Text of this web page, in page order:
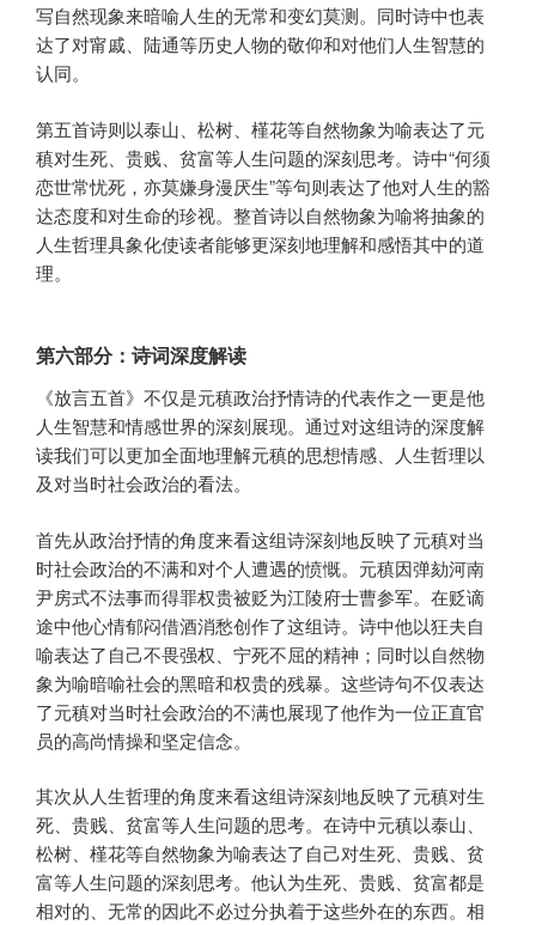
写自然现象来暗喻人生的无常和变幻莫测。同时诗中也表
达了对甯戚、陆通等历史人物的敬仰和对他们人生智慧的
认同。
第五首诗则以泰山、松树、槿花等自然物象为喻表达了元
稹对生死、贵贱、贫富等人生问题的深刻思考。诗中“何须
恋世常忧死，亦莫嫌身漫厌生”等句则表达了他对人生的豁
达态度和对生命的珍视。整首诗以自然物象为喻将抽象的
人生哲理具象化使读者能够更深刻地理解和感悟其中的道
理。
第六部分：诗词深度解读
《放言五首》不仅是元稹政治抒情诗的代表作之一更是他
人生智慧和情感世界的深刻展现。通过对这组诗的深度解
读我们可以更加全面地理解元稹的思想情感、人生哲理以
及对当时社会政治的看法。
首先从政治抒情的角度来看这组诗深刻地反映了元稹对当
时社会政治的不满和对个人遭遇的愤慨。元稹因弹劾河南
尹房式不法事而得罪权贵被贬为江陵府士曹参军。在贬谪
途中他心情郁闷借酒消愁创作了这组诗。诗中他以狂夫自
喻表达了自己不畏强权、宁死不屈的精神；同时以自然物
象为喻暗喻社会的黑暗和权贵的残暴。这些诗句不仅表达
了元稹对当时社会政治的不满也展现了他作为一位正直官
员的高尚情操和坚定信念。
其次从人生哲理的角度来看这组诗深刻地反映了元稹对生
死、贵贱、贫富等人生问题的思考。在诗中元稹以泰山、
松树、槿花等自然物象为喻表达了自己对生死、贵贱、贫
富等人生问题的深刻思考。他认为生死、贵贱、贫富都是
相对的、无常的因此不必过分执着于这些外在的东西。相